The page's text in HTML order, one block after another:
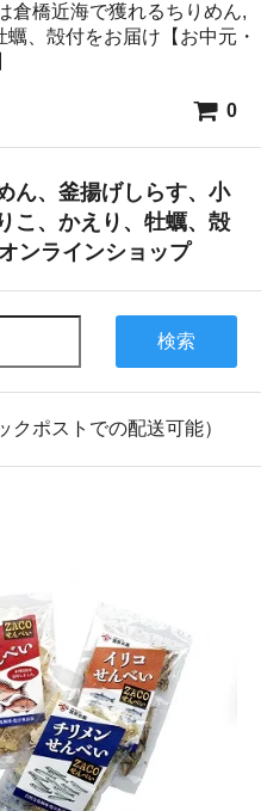
倉橋近海で獲れるちりめん,
、殻付をお届け【お中元・
0
ん、釜揚げしらす、小
こ、かえり、牡蠣、殻
ンラインショップ
検索
ポストでの配送可能）